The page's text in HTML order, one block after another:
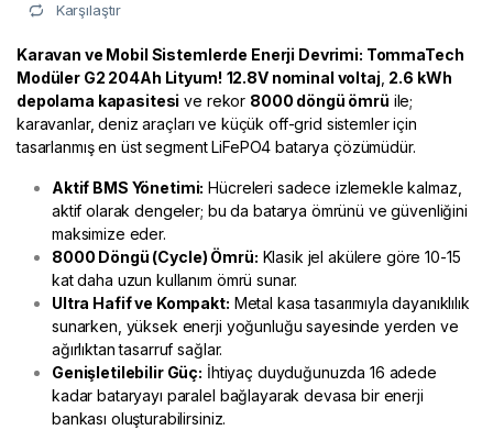
Karşılaştır
Karavan ve Mobil Sistemlerde Enerji Devrimi: TommaTech
Modüler G2 204Ah Lityum! 12.8V nominal voltaj 2.6 kWh
depolama kapasitesi ve rekor 8000 döngü ömrü ile;
karavanlar, deniz araçları ve küçük off-grid sistemler için
tasarlanmış en üst segment LiFePO4 batarya çözümüdür.
Aktif BMS Yönetimi: Hücreleri sadece izlemekle kalmaz,
aktif olarak dengeler; bu da batarya ömrünü ve güvenliğini
maksimize eder.
8000 Döngü (Cycle) Ömrü: Klasik jel akülere göre 10-15
kat daha uzun kullanım ömrü sunar.
Ultra Hafif ve Kompakt: Metal kasa tasarımıyla dayanıklılık
sunarken, yüksek enerji yoğunluğu sayesinde yerden ve
ağırlıktan tasarruf sağlar.
Genişletilebilir Güç: İhtiyaç duyduğunuzda 16 adede
kadar bataryayı paralel bağlayarak devasa bir enerji
bankası oluşturabilirsiniz.